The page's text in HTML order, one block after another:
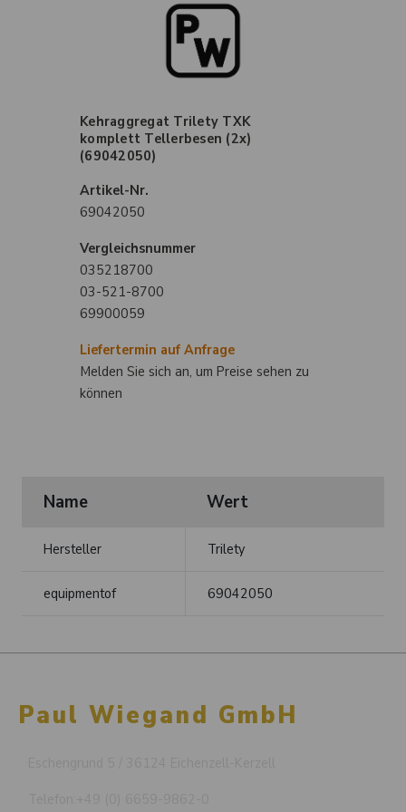
Kehraggregat Trilety TXK
komplett Tellerbesen (2x)
(69042050)
Artikel-Nr.
69042050
Vergleichsnummer
035218700
03-521-8700
69900059
Liefertermin auf Anfrage
Melden Sie sich an, um Preise sehen zu
können
Name Wert
Hersteller Trilety
equipmentof 69042050
Paul Wiegand GmbH